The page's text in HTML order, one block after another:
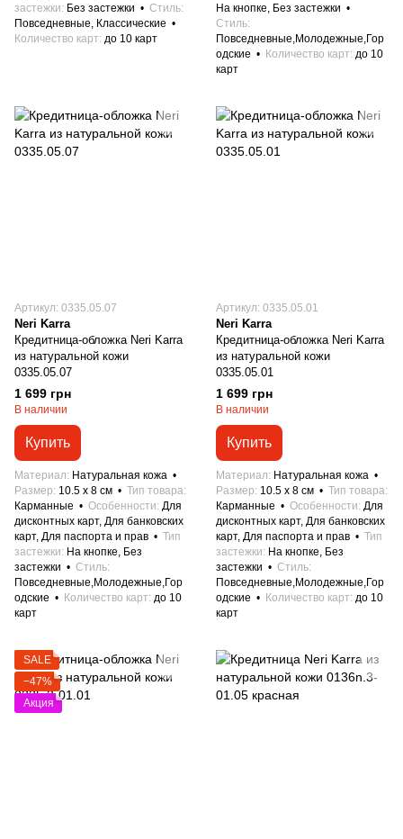
застежки
Без застежки
Стиль
Повседневные, Классические
Количество карт до 10 карт
На кнопке, Без застежки
Стиль
Повседневные,Молодежные,Гор
одские
Количество карт до 10
карт
Артикул: 0335.05.07
Neri Karra
Кредитница-обложка Neri Karra
из натуральной кожи
0335.05.07
1 699 грн
В наличии
Купить
Материал
Натуральная кожа
Размер 10.5 x 8 см
Тип товара
Карманные
Особенности Для
дисконтных карт, Для банковских
карт, Для паспорта и прав
Тип
застежки
На кнопке, Без
застежки
Стиль
Повседневные,Молодежные,Гор
одские
Количество карт до 10
карт
Артикул: 0335.05.01
Neri Karra
Кредитница-обложка Neri Karra
из натуральной кожи
0335.05.01
1 699 грн
В наличии
Купить
Материал
Натуральная кожа
Размер 10.5 x 8 см
Тип товара
Карманные
Особенности Для
дисконтных карт, Для банковских
карт, Для паспорта и прав
Тип
застежки
На кнопке, Без
застежки
Стиль
Повседневные,Молодежные,Гор
одские
Количество карт до 10
карт
SALE
−47%
Акция